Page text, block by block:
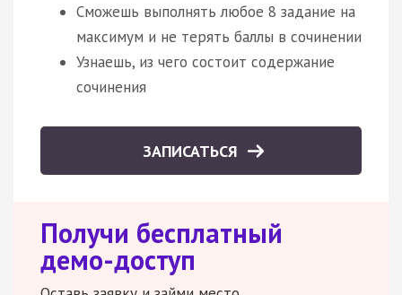
Сможешь выполнять любое 8 задание на
максимум и не терять баллы в сочинении
Узнаешь, из чего состоит содержание
сочинения
ЗАПИСАТЬСЯ
Получи бесплатный
демо-доступ